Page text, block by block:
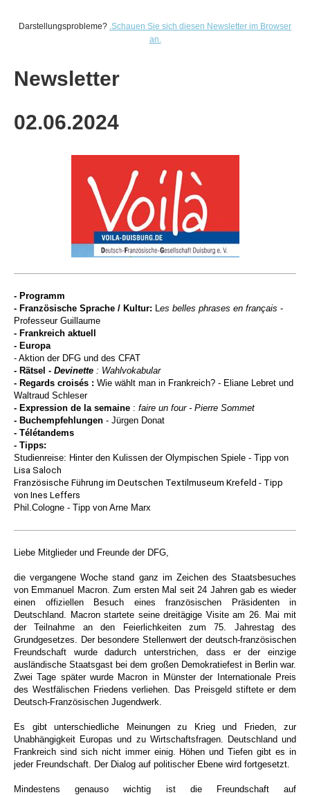
Darstellungsprobleme? .Schauen Sie sich diesen Newsletter im Browser
an.
Newsletter
02.06.2024
- Programm
- Französische Sprache / Kultur: Les belles phrases en français -
Professeur Guillaume
- Frankreich aktuell
- Europa
- Aktion der DFG und des CFAT
- Rätsel - Devinette : Wahlvokabular
- Regards croisés : Wie wählt man in Frankreich? - Eliane Lebret und
Waltraud Schleser
- Expression de la semaine : faire un four - Pierre Sommet
- Buchempfehlungen - Jürgen Donat
- Télétandems
- Tipps:
Studienreise: Hinter den Kulissen der Olympischen Spiele - Tipp von
Lisa Saloch
Französische Führung im Deutschen Textilmuseum Krefeld - Tipp
von Ines Leffers
Phil.Cologne - Tipp von Arne Marx
Liebe Mitglieder und Freunde der DFG,
die vergangene Woche stand ganz im Zeichen des Staatsbesuches
von Emmanuel Macron. Zum ersten Mal seit 24 Jahren gab es wieder
einen offiziellen Besuch eines französischen Präsidenten in
Deutschland. Macron startete seine dreitägige Visite am 26. Mai mit
der Teilnahme an den Feierlichkeiten zum 75. Jahrestag des
Grundgesetzes. Der besondere Stellenwert der deutsch-französischen
Freundschaft wurde dadurch unterstrichen, dass er der einzige
ausländische Staatsgast bei dem großen Demokratiefest in Berlin war.
Zwei Tage später wurde Macron in Münsterder Internationale Preis
des Westfälischen Friedens verliehen. Das Preisgeld stiftete er dem
Deutsch-Französischen Jugendwerk.
Es gibt unterschiedliche Meinungen zu Krieg und Frieden, zur
Unabhängigkeit Europas und zu Wirtschaftsfragen. Deutschland und
Frankreich sind sich nicht immer einig. Höhen und Tiefen gibt es in
jeder Freundschaft. Der Dialog auf politischer Ebene wird fortgesetzt.
Mindestens genauso wichtig ist die Freundschaft auf